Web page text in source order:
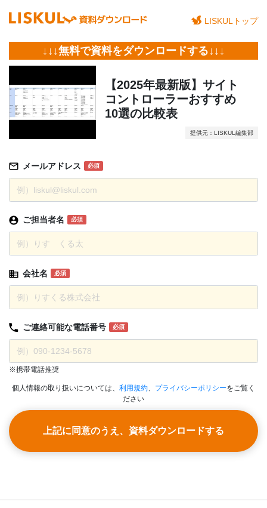
LISKULトップ
↓↓↓無料で資料をダウンロードする↓↓↓
【2025年最新版】サイト
コントローラーおすすめ
10選の比較表
提供元：LISKUL編集部
メールアドレス 必須
ご担当者名 必須
会社名 必須
ご連絡可能な電話番号 必須
※携帯電話推奨
個人情報の取り扱いについては、 利用規約、 プライバシーポリシーをご覧く
ださい
上記に同意のうえ、資料ダウンロードする